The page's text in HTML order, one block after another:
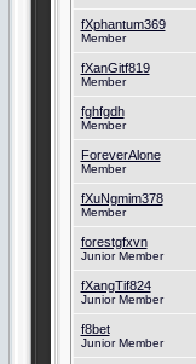
fXphantum369
Member
fXanGitf819
Member
fghfgdh
Member
ForeverAlone
Member
fXuNgmim378
Member
forestgfxvn
Junior Member
fXangTif824
Junior Member
f8bet
Junior Member